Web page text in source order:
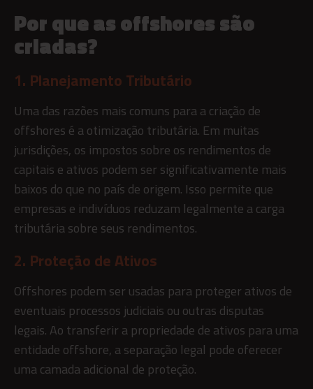
Por que as offshores são
criadas?
1. Planejamento Tributário
Uma das razões mais comuns para a criação de
offshores é a otimização tributária. Em muitas
jurisdições, os impostos sobre os rendimentos de
capitais e ativos podem ser significativamente mais
baixos do que no país de origem. Isso permite que
empresas e indivíduos reduzam legalmente a carga
tributária sobre seus rendimentos.
2. Proteção de Ativos
Offshores podem ser usadas para proteger ativos de
eventuais processos judiciais ou outras disputas
legais. Ao transferir a propriedade de ativos para uma
entidade offshore, a separação legal pode oferecer
uma camada adicional de proteção.